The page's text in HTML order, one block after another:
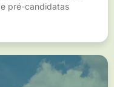
pré-candidatas